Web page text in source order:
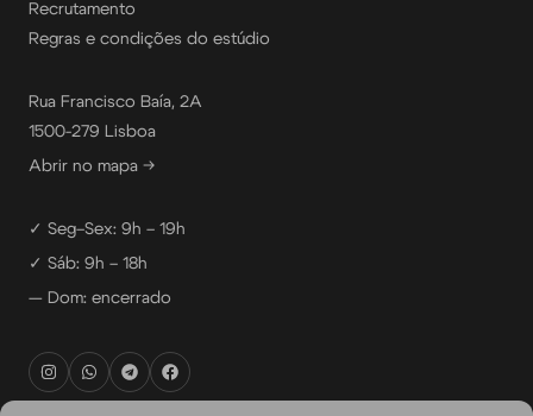
Recrutamento
Regras e condições do estúdio
Rua Francisco Baía, 2A
1500-279 Lisboa
Abrir no mapa →
✓ Seg–Sex: 9h – 19h
✓ Sáb: 9h – 18h
— Dom: encerrado